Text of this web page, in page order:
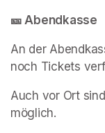
🎫 Abendkasse
An der
noch Tickets
Auch vor Ort
möglich.